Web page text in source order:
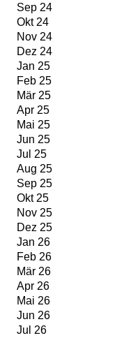
Sep 24
Okt 24
Nov 24
Dez 24
Jan 25
Feb 25
Mär 25
Apr 25
Mai 25
Jun 25
Jul 25
Aug 25
Sep 25
Okt 25
Nov 25
Dez 25
Jan 26
Feb 26
Mär 26
Apr 26
Mai 26
Jun 26
Jul 26